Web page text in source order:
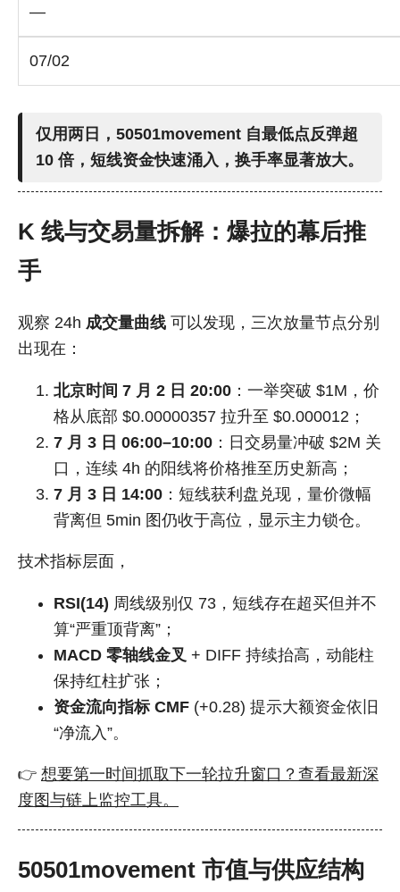
—
07/02
仅用两日，50501movement 自最低点反弹超
10 倍 ，短线资金快速涌入，换手率显著放大。
K 线与交易量拆解：爆拉的幕后推
手
观察 24h 成交量曲线 可以发现，三次放量节点分别
出现在：
北京时间 7 月 2 日 20:00 ：一举突破 $1M，价
格从底部 $0.00000357 拉升至 $0.000012；
7 月 3 日 06:00–10:00 ：日交易量冲破 $2M 关
口，连续 4h 的阳线将价格推至历史新高；
7 月 3 日 14:00 ：短线获利盘兑现，量价微幅
背离但 5min 图仍收于高位，显示主力锁仓。
技术指标层面，
RSI(14) 周线级别仅 73，短线存在超买但并不
算“严重顶背离”；
MACD 零轴线金叉 + DIFF 持续抬高，动能柱
保持红柱扩张；
资金流向指标 CMF (+0.28) 提示大额资金依旧
“净流入”。
👉 想要第一时间抓取下一轮拉升窗口？查看最新深
度图与链上监控工具。
50501movement 市值与供应结构